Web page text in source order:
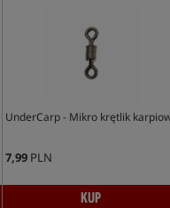
UnderCarp - Mikro krętlik
7,99PLN
KUP